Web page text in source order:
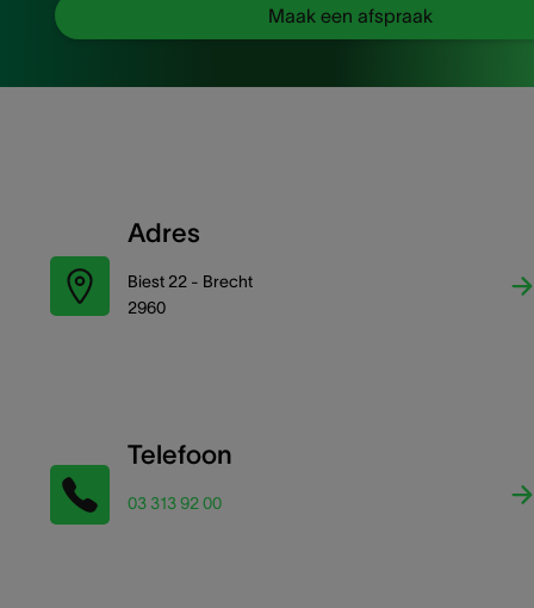
Maak een afspraak
Adres
Biest 22 - Brecht
2960
Telefoon
03 313 92 00